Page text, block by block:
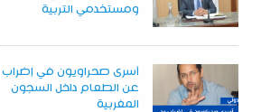
ومستخدمي التربية
أسرى صحراويون في إضراب
عن الطعام داخل السجون
المغربية